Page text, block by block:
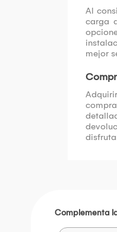
Al
carga
mejor
Complementa